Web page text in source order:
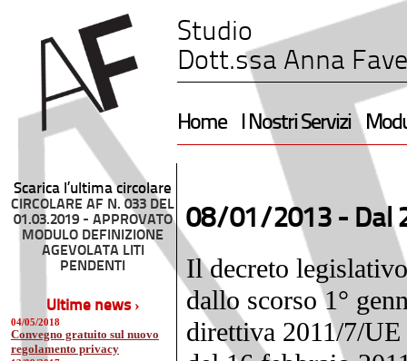
Studio
Dott.ssa Anna
Home I Nostri Servizi
Scarica l’ultima circolare
CIRCOLARE AF N. 033 DEL
01.03.2019 - APPROVATO
MODULO DEFINIZIONE
AGEVOLATA LITI
PENDENTI
Ultime news ›
04/05/2018
Convegno gratuito sul nuovo
regolamento privacy
08/01/2013 - Dal
Il decreto
dallo scorso 1°
direttiva 2011/7/